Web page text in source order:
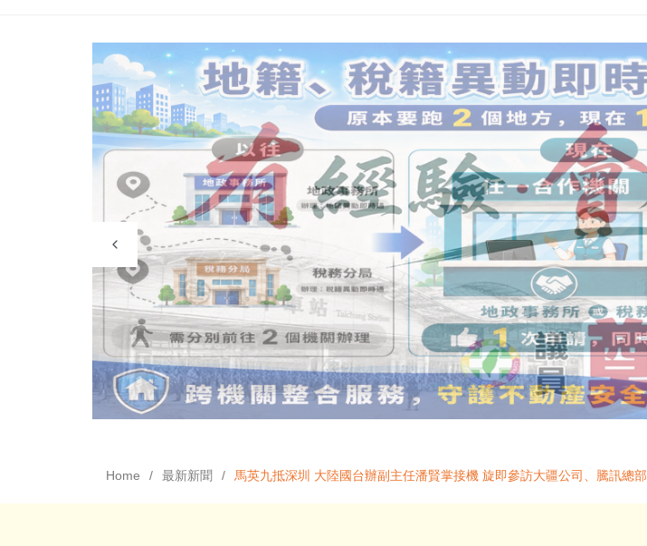
Home 最新新聞 馬英九抵深圳 大陸國台辦副主任潘賢掌接機 旋即參訪大疆公司、騰訊總部